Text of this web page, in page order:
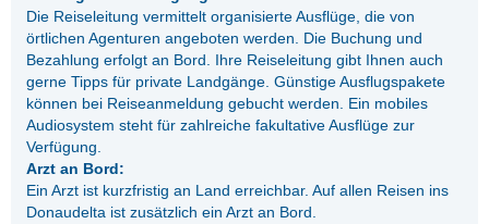
Die Reiseleitung vermittelt organisierte Ausflüge, die von
örtlichen Agenturen angeboten werden. Die Buchung und
Bezahlung erfolgt an Bord. Ihre Reiseleitung gibt Ihnen auch
gerne Tipps für private Landgänge. Günstige Ausflugspakete
können bei Reiseanmeldung gebucht werden. Ein mobiles
Audiosystem steht für zahlreiche fakultative Ausflüge zur
Verfügung.
Arzt an Bord:
Ein Arzt ist kurzfristig an Land erreichbar. Auf allen Reisen ins
Donaudelta ist zusätzlich ein Arzt an Bord.